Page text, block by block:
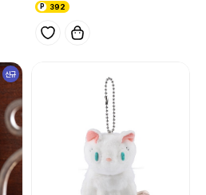
392
신규